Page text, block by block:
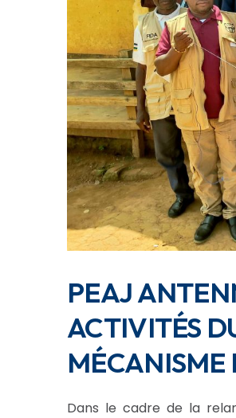
PEAJ
ACTIVITÉS
MÉCANISME
Dans le cadre de la